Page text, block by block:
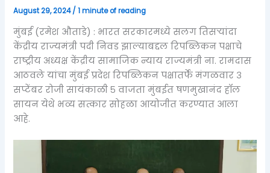
August 29, 2024/1 minute of reading
मुंबई (रमेश औताडे) : भारत सरकारमध्ये सलग तिसऱ्यांदा
केंद्रीय राज्यमंत्री पदी निवड झाल्याबद्दल रिपब्लिकन पक्षाचे
राष्ट्रीय अध्यक्ष केंद्रीय सामाजिक न्याय राज्यमंत्री ना. रामदास
आठवले यांचा मुंबई प्रदेश रिपब्लिकन पक्षातर्फे मंगळवार ३
सप्टेंबर रोजी सायंकाळी ५ वाजता मुंबईत षणमुखानंद हॉल
सायन येथे भव्य सत्कार सोहळा आयोजीत करण्यात आला
आहे.